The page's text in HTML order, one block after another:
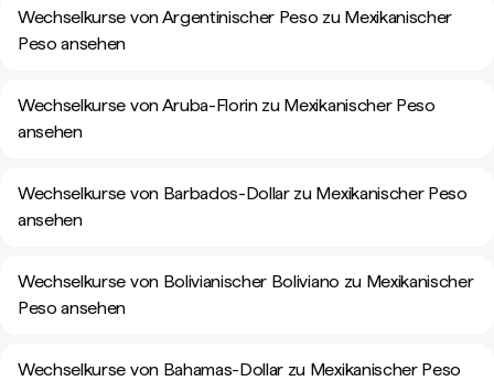
Wechselkurse von Argentinischer Peso zu Mexikanischer
Peso ansehen
Wechselkurse von Aruba-Florin zu Mexikanischer Peso
ansehen
Wechselkurse von Barbados-Dollar zu Mexikanischer Peso
ansehen
Wechselkurse von Bolivianischer Boliviano zu Mexikanischer
Peso ansehen
Wechselkurse von Bahamas-Dollar zu Mexikanischer Peso